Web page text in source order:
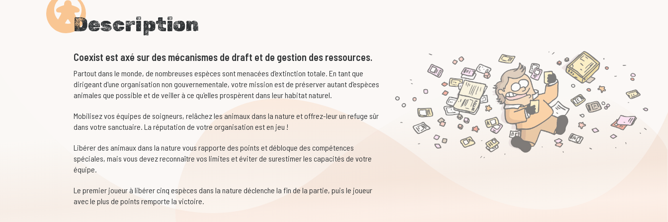
Description
Coexist est axé sur des mécanismes de draft et de gestion des ressources.
Partout dans le monde, de nombreuses espèces sont menacées d'extinction totale. En tant que
dirigeant d'une organisation non gouvernementale, votre mission est de préserver autant d'espèces
animales que possible et de veiller à ce qu'elles prospèrent dans leur habitat naturel.
Mobilisez vos équipes de soigneurs, relâchez les animaux dans la nature et offrez-leur un refuge sûr
dans votre sanctuaire. La réputation de votre organisation est en jeu !
Libérer des animaux dans la nature vous rapporte des points et débloque des compétences
spéciales, mais vous devez reconnaître vos limites et éviter de surestimer les capacités de votre
équipe.
Le premier joueur à libérer cinq espèces dans la nature déclenche la fin de la partie, puis le joueur
avec le plus de points remporte la victoire.